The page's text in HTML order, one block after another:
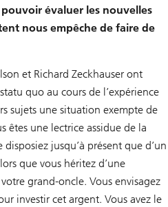
pouvoir évaluer les nouvelles
nous empêche de faire de
et Richard Zeckhauser ont
quo au cours de l’expérience
sujets une situation exempte de
êtes une lectrice assidue de la
jusqu’à présent que d’un
que vous héritez d’une
grand-oncle. Vous envisagez
investir cet argent. Vous avez le